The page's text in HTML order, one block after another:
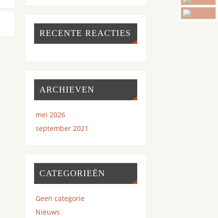
RECENTE REACTIES
ARCHIEVEN
mei 2026
september 2021
CATEGORIEËN
Geen categorie
Nieuws